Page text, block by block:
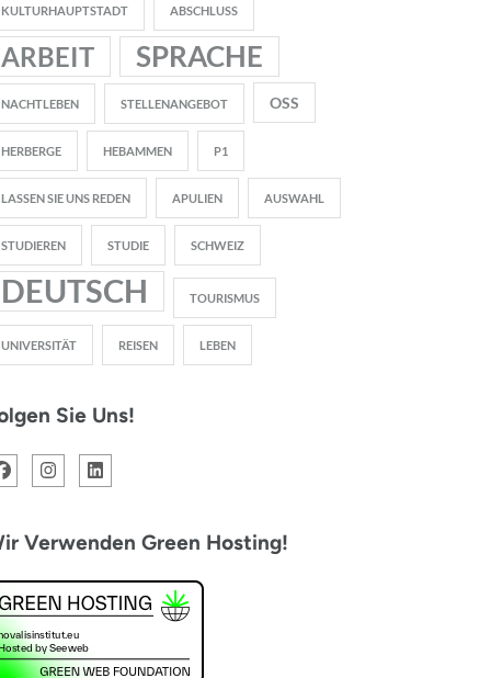
KULTURHAUPTSTADT ABSCHLUSS
ARBEIT SPRACHE
NACHTLEBEN STELLENANGEBOT OSS
HERBERGE HEBAMMEN P1
LASSEN SIE UNS REDEN APULIEN AUSWAHL
STUDIEREN STUDIE SCHWEIZ
DEUTSCH TOURISMUS
UNIVERSITÄT REISEN LEBEN
Sie Uns!
Verwenden Green Hosting!